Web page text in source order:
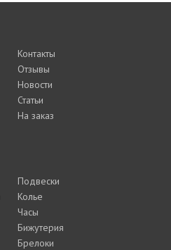
Подвески
Колье
Часы
Бижутерия
Брелоки
Контакты
Отзывы
Новости
Статьи
На заказ